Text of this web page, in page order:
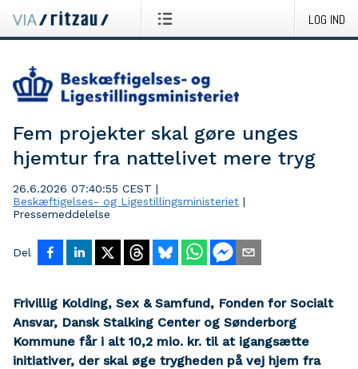
LOG IND
Fem projekter skal gøre unges
hjemtur fra nattelivet mere tryg
26.6.2026 07:40:55 CEST |
Beskæftigelses- og Ligestillingsministeriet |
Pressemeddelelse
Del
Frivillig Kolding, Sex & Samfund, Fonden for Socialt
Ansvar, Dansk Stalking Center og Sønderborg
Kommune får i alt 10,2 mio. kr. til at igangsætte
initiativer, der skal øge trygheden på vej hjem fra